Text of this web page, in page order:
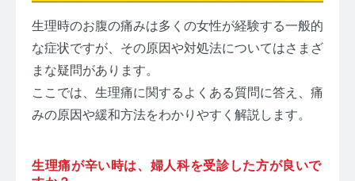
生理時のお腹の痛みは多くの女性が経験する一般的
な症状ですが、その原因や対処法についてはさまざ
まな疑問があります。
ここでは、生理痛に関するよくある質問に答え、痛
みの原因や緩和方法をわかりやすく解説します。
生理痛が辛い時は、婦人科を受診した方が良いで